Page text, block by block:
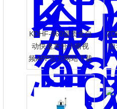
载罗志祥
载罗志祥系列
下载罗志祥系列
载罗志祥系列
KDHF-960煤质全自
动快速灰分小猪视
频APP官方网站下载
罗志祥